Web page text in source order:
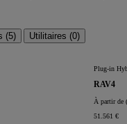
(5) Utilitaires (0)
Plug-in
RAV4
À partir de
51.561 €